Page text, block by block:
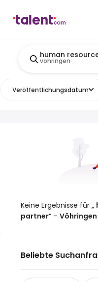
human
vohringen
Veröffentlichungsdatum
Keine Ergebnisse für „
partner“ – Vöhringen
Beliebte